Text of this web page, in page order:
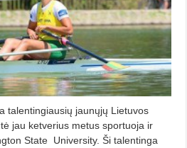
talentingiausių jaunųjų Lietuvos
jau ketverius metus sportuoja ir
State University. Ši talentinga